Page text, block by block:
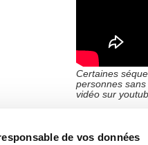
de vos données
Certaines
personnes sans
vidéo sur